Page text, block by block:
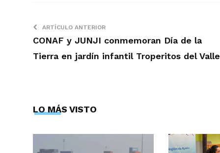
ARTÍCULO ANTERIOR
CONAF y JUNJI conmemoran Día de la
Tierra en jardín infantil Troperitos del Valle
LO MÁS VISTO